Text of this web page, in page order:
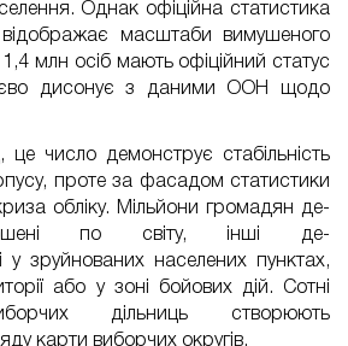
Однак офіційна статистика
масштаби вимушеного
млн осіб мають офіційний статус
дисонує
з даними ООН щодо
число демонструє стабільність
проте за фасадом статистики
обліку. Мільйони громадян де-
по світу, інші де-
у зруйнованих
населених пунктах,
або у зоні бойових дій . Сотні
дільниць створюють
карти виборчих округів.